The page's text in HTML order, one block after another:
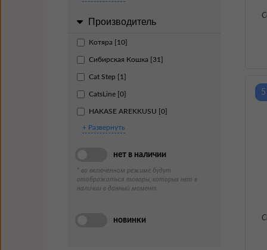
Производитель
Котяра [10]
Сибирская Кошка [31]
Cat Step [1]
CatsLine [0]
HAKASE AREKKUSU [0]
+ Развернуть
нет в наличии
* во включенном режиме будут
отображаться товары, которых нет в
наличии в данный момент
новинки